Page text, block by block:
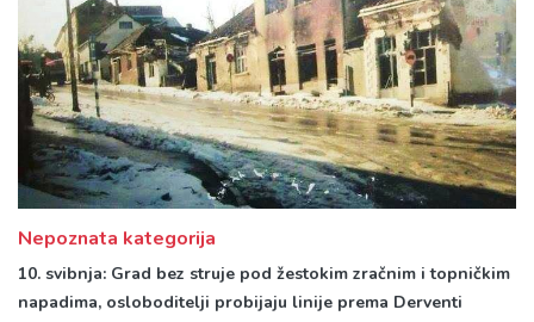
Nepoznata kategorija
10. svibnja: Grad bez struje pod žestokim zračnim i topničkim
napadima, osloboditelji probijaju linije prema Derventi